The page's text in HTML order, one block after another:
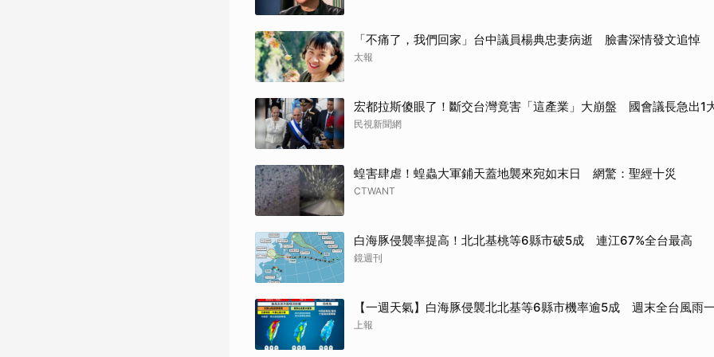
「不痛了，我們回家」台中議員楊典忠妻病逝 臉書深情發文追悼
太報
宏都拉斯傻眼了！斷交台灣竟害「這產業」大崩盤 國會議長急出1
民視新聞網
蝗害肆虐！蝗蟲大軍鋪天蓋地襲來宛如末日 網驚：聖經十災
CTWANT
白海豚侵襲率提高！北北基桃等6縣市破5成 連江67%全台最高
鏡週刊
【一週天氣】白海豚侵襲北北基等6縣市機率逾5成 週末全台風雨
上報